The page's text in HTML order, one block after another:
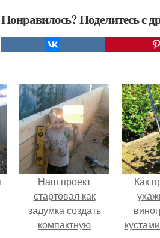
Понравилось? Поделитесь с
Наш проект
стартовал как
задумка создать
компактную
Как